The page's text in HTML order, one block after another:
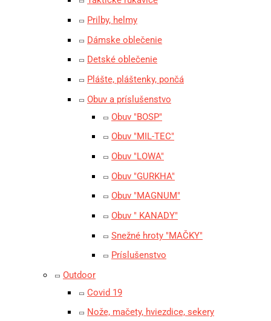
Prilby, helmy
Dámske oblečenie
Detské oblečenie
Plášte, pláštenky, pončá
Obuv a príslušenstvo
Obuv "BOSP"
Obuv "MIL-TEC"
Obuv "LOWA"
Obuv "GURKHA"
Obuv "MAGNUM"
Obuv " KANADY"
Snežné hroty "MAČKY"
Príslušenstvo
Outdoor
Covid 19
Nože, mačety, hviezdice, sekery